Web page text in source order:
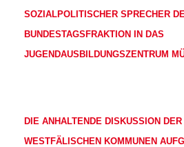
SOZIALPOLITISCHER SPRECHER
BUNDESTAGSFRAKTION IN DAS
JUGENDAUSBILDUNGSZENTRUM
DIE ANHALTENDE DISKUSSION
WESTFÄLISCHEN KOMMUNEN